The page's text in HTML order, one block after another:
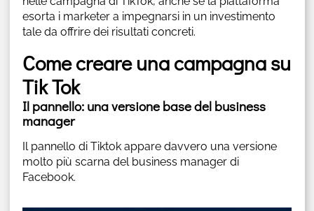
esorta i marketer a impegnarsi in un investimento
tale da offrire dei risultati concreti.
Come creare una campagna su
Tik Tok
Il pannello: una versione base del business
manager
Il pannello di Tiktok appare davvero una versione
molto più scarna del business manager di
Facebook.